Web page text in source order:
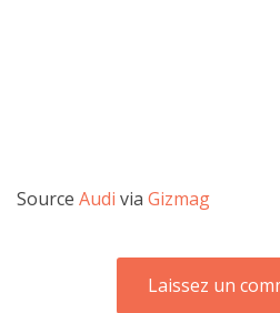
Source Audi via Gizmag